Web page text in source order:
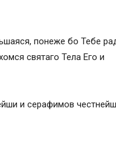
понеже бо Тебе
святаго Тела Его и
и серафимов